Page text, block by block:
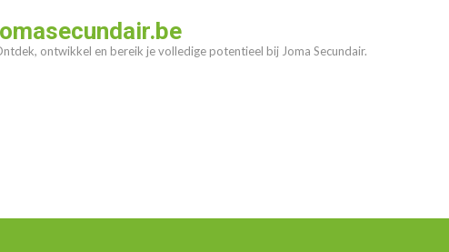
ontwikkel en bereik je volledige potentieel bij Joma Secundair.